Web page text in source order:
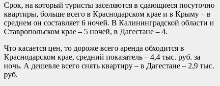
Срок, на который туристы заселяются в сдающиеся посуточно
квартиры, больше всего в Краснодарском крае и в Крыму – в
среднем он составляет 6 ночей. В Калининградской области и
Ставропольском крае – 5 ночей, в Дагестане – 4.
Что касается цен, то дороже всего аренда обходится в
Краснодарском крае, средний показатель – 4,4 тыс. руб. за
ночь. А дешевле всего снять квартиру – в Дагестане – 2,9 тыс.
руб.